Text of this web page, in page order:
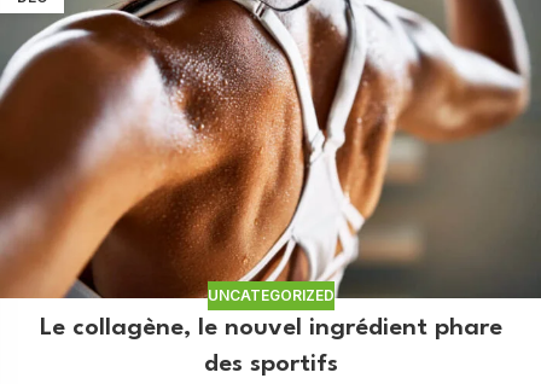
UNCATEGORIZED
Le collagène, le nouvel ingrédient phare
des sportifs